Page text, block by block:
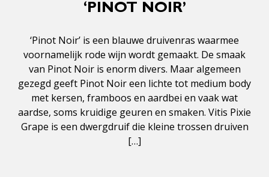
‘PINOT NOIR’
‘Pinot Noir’ is een blauwe druivenras waarmee
voornamelijk rode wijn wordt gemaakt. De smaak
van Pinot Noir is enorm divers. Maar algemeen
gezegd geeft Pinot Noir een lichte tot medium body
met kersen, framboos en aardbei en vaak wat
aardse, soms kruidige geuren en smaken. Vitis Pixie
Grape is een dwergdruif die kleine trossen druiven
[…]